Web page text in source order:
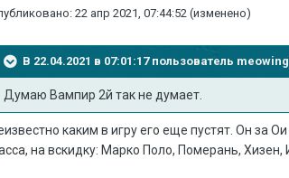
22 апр 2021, 07:44:52 (изменено)
В 22.04.2021 в 07:01:17 пользователь
Думаю Вампир 2й так не думает.
каким в игру его еще пустят. Он за
на вскидку: Марко Поло, Померань, Хизен,